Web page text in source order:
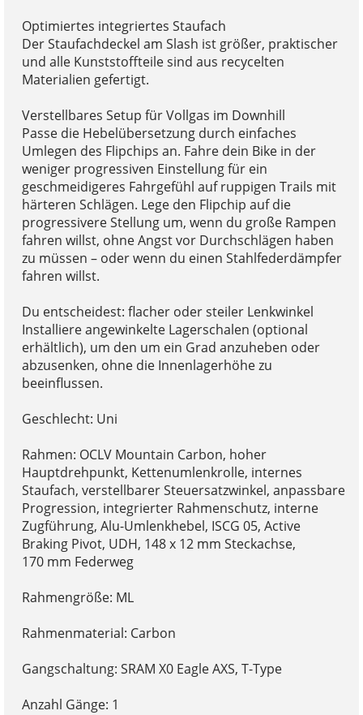
Optimiertes integriertes Staufach
Der Staufachdeckel am Slash ist größer, praktischer
und alle Kunststoffteile sind aus recycelten
Materialien gefertigt.
Verstellbares Setup für Vollgas im Downhill
Passe die Hebelübersetzung durch einfaches
Umlegen des Flipchips an. Fahre dein Bike in der
weniger progressiven Einstellung für ein
geschmeidigeres Fahrgefühl auf ruppigen Trails mit
härteren Schlägen. Lege den Flipchip auf die
progressivere Stellung um, wenn du große Rampen
fahren willst, ohne Angst vor Durchschlägen haben
zu müssen – oder wenn du einen Stahlfederdämpfer
fahren willst.
Du entscheidest: flacher oder steiler Lenkwinkel
Installiere angewinkelte Lagerschalen (optional
erhältlich), um den um ein Grad anzuheben oder
abzusenken, ohne die Innenlagerhöhe zu
beeinflussen.
Geschlecht: Uni
Rahmen: OCLV Mountain Carbon, hoher
Hauptdrehpunkt, Kettenumlenkrolle, internes
Staufach, verstellbarer Steuersatzwinkel, anpassbare
Progression, integrierter Rahmenschutz, interne
Zugführung, Alu-Umlenkhebel, ISCG 05, Active
Braking Pivot, UDH, 148 x 12 mm Steckachse,
170 mm Federweg
Rahmengröße: ML
Rahmenmaterial: Carbon
Gangschaltung: SRAM X0 Eagle AXS, T-Type
Anzahl Gänge: 1